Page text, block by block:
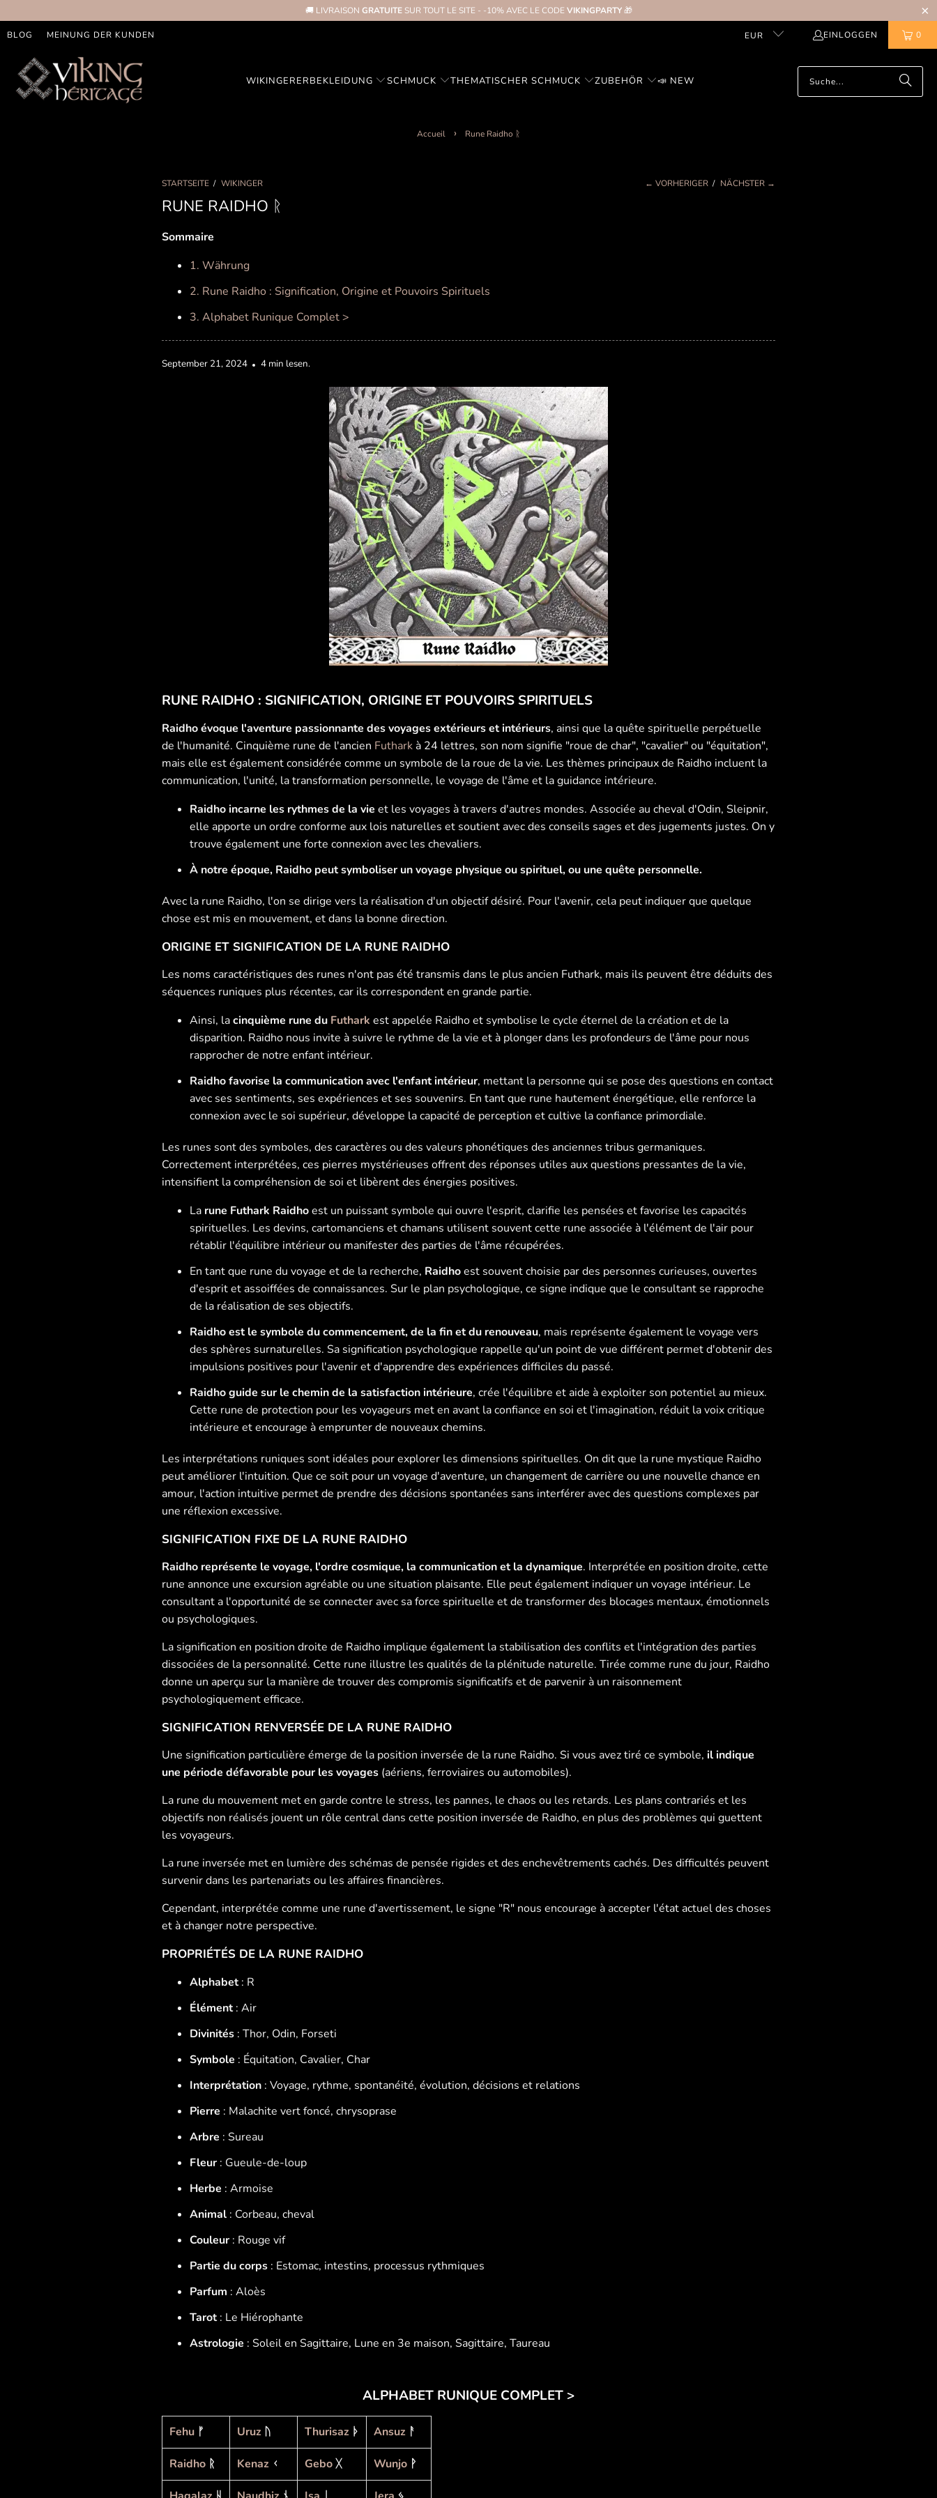
🚚 LIVRAISON GRATUITE SUR TOUT LE SITE - -10% AVEC LE CODEVIKINGPARTY🎁
BLOG MEINUNG DER KUNDEN EUR EINLOGGEN 0
WIKINGERERBEKLEIDUNG SCHMUCK THEMATISCHER SCHMUCK ZUBEHÖR 📣 NEW
Accueil Rune Raidho ᚱ
STARTSEITE / WIKINGER ← VORHERIGER / NÄCHSTER →
RUNE RAIDHO ᚱ
Sommaire
1. Währung
2. Rune Raidho : Signification, Origine et Pouvoirs Spirituels
3. Alphabet Runique Complet >
September 21, 2024 4 min lesen.
RUNE RAIDHO : SIGNIFICATION, ORIGINE ET POUVOIRS SPIRITUELS
Raidho évoque l'aventure passionnante des voyages extérieurs et intérieurs, ainsi que la quête spirituelle perpétuelle
de l'humanité. Cinquième rune de l'ancien Futhark à 24 lettres, son nom signifie "roue de char", "cavalier" ou "équitation",
mais elle est également considérée comme un symbole de la roue de la vie. Les thèmes principaux de Raidho incluent la
communication, l'unité, la transformation personnelle, le voyage de l'âme et la guidance intérieure.
Raidho incarne les rythmes de la vie et les voyages à travers d'autres mondes. Associée au cheval d'Odin, Sleipnir,
elle apporte un ordre conforme aux lois naturelles et soutient avec des conseils sages et des jugements justes. On y
trouve également une forte connexion avec les chevaliers.
À notre époque, Raidho peut symboliser un voyage physique ou spirituel, ou une quête personnelle.
Avec la rune Raidho, l'on se dirige vers la réalisation d'un objectif désiré. Pour l'avenir, cela peut indiquer que quelque
chose est mis en mouvement, et dans la bonne direction.
ORIGINE ET SIGNIFICATION DE LA RUNE RAIDHO
Les noms caractéristiques des runes n'ont pas été transmis dans le plus ancien Futhark, mais ils peuvent être déduits des
séquences runiques plus récentes, car ils correspondent en grande partie.
Ainsi, lacinquième rune du Futhark est appelée Raidho et symbolise le cycle éternel de la création et de la
disparition. Raidho nous invite à suivre le rythme de la vie et à plonger dans les profondeurs de l'âme pour nous
rapprocher de notre enfant intérieur.
Raidho favorise la communication avec l'enfant intérieur, mettant la personne qui se pose des questions en contact
avec ses sentiments, ses expériences et ses souvenirs. En tant que rune hautement énergétique, elle renforce la
connexion avec le soi supérieur, développe la capacité de perception et cultive la confiance primordiale.
Les runes sont des symboles, des caractères ou des valeurs phonétiques des anciennes tribus germaniques.
Correctement interprétées, ces pierres mystérieuses offrent des réponses utiles aux questions pressantes de la vie,
intensifient la compréhension de soi et libèrent des énergies positives.
La rune Futhark Raidhoest un puissant symbole qui ouvre l'esprit, clarifie les pensées et favorise les capacités
spirituelles. Les devins, cartomanciens et chamans utilisent souvent cette rune associée à l'élément de l'air pour
rétablir l'équilibre intérieur ou manifester des parties de l'âme récupérées.
En tant que rune du voyage et de la recherche, Raidhoest souvent choisie par des personnes curieuses, ouvertes
d'esprit et assoiffées de connaissances. Sur le plan psychologique, ce signe indique que le consultant se rapproche
de la réalisation de ses objectifs.
Raidho est le symbole du commencement, de la fin et du renouveau, mais représente également le voyage vers
des sphères surnaturelles. Sa signification psychologique rappelle qu'un point de vue différent permet d'obtenir des
impulsions positives pour l'avenir et d'apprendre des expériences difficiles du passé.
Raidho guide sur le chemin de la satisfaction intérieure, crée l'équilibre et aide à exploiter son potentiel au mieux.
Cette rune de protection pour les voyageurs met en avant la confiance en soi et l'imagination, réduit la voix critique
intérieure et encourage à emprunter de nouveaux chemins.
Les interprétations runiques sont idéales pour explorer les dimensions spirituelles. On dit que la rune mystique Raidho
peut améliorer l'intuition. Que ce soit pour un voyage d'aventure, un changement de carrière ou une nouvelle chance en
amour, l'action intuitive permet de prendre des décisions spontanées sans interférer avec des questions complexes par
une réflexion excessive.
SIGNIFICATION FIXE DE LA RUNE RAIDHO
Raidho représente le voyage, l'ordre cosmique, la communication et la dynamique. Interprétée en position droite, cette
rune annonce une excursion agréable ou une situation plaisante. Elle peut également indiquer un voyage intérieur. Le
consultant a l'opportunité de se connecter avec sa force spirituelle et de transformer des blocages mentaux, émotionnels
ou psychologiques.
La signification en position droite de Raidho implique également la stabilisation des conflits et l'intégration des parties
dissociées de la personnalité. Cette rune illustre les qualités de la plénitude naturelle. Tirée comme rune du jour, Raidho
donne un aperçu sur la manière de trouver des compromis significatifs et de parvenir à un raisonnement
psychologiquement efficace.
SIGNIFICATION RENVERSÉE DE LA RUNE RAIDHO
Une signification particulière émerge de la position inversée de la rune Raidho. Si vous avez tiré ce symbole, il indique
une période défavorable pour les voyages (aériens, ferroviaires ou automobiles).
La rune du mouvement met en garde contre le stress, les pannes, le chaos ou les retards. Les plans contrariés et les
objectifs non réalisés jouent un rôle central dans cette position inversée de Raidho, en plus des problèmes qui guettent
les voyageurs.
La rune inversée met en lumière des schémas de pensée rigides et des enchevêtrements cachés. Des difficultés peuvent
survenir dans les partenariats ou les affaires financières.
Cependant, interprétée comme une rune d'avertissement, le signe "R" nous encourage à accepter l'état actuel des choses
et à changer notre perspective.
PROPRIÉTÉS DE LA RUNE RAIDHO
Alphabet: R
Élément: Air
Divinités : Thor, Odin, Forseti
Symbole : Équitation, Cavalier, Char
Interprétation : Voyage, rythme, spontanéité, évolution, décisions et relations
Pierre : Malachite vert foncé, chrysoprase
Arbre : Sureau
Fleur: Gueule-de-loup
Herbe : Armoise
Animal : Corbeau, cheval
Couleur: Rouge vif
Partie du corps : Estomac, intestins, processus rythmiques
Parfum : Aloès
Tarot: Le Hiérophante
Astrologie : Soleil en Sagittaire, Lune en 3e maison, Sagittaire, Taureau
ALPHABET RUNIQUE COMPLET >
Fehu ᚠ Uruz ᚢ Thurisaz ᚦ Ansuz ᚨ
Raidho ᚱ Kenaz ᚲ Geboᚷ Wunjo ᚹ